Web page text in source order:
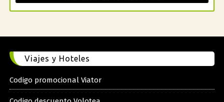
Viajes y Hoteles
Codigo promocional Viator